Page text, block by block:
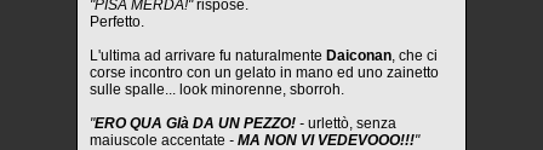
"PISA MERDA!"rispose.
Perfetto.
L'ultima ad arrivare fu naturalmente Daiconan , che ci
corse incontro con un gelato in mano ed uno zainetto
sulle spalle... look minorenne, sborroh.
"ERO QUA GIà DA UN PEZZO! - urlettò, senza
maiuscole accentate - MA NON VI VEDEVOOO!!!"